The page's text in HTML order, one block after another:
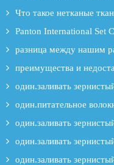
Что такое нетканые
Panton International Set
разница между нашим
преимущества и
один.заливать
один.питательное
один.заливать
один.заливать
один.заливать